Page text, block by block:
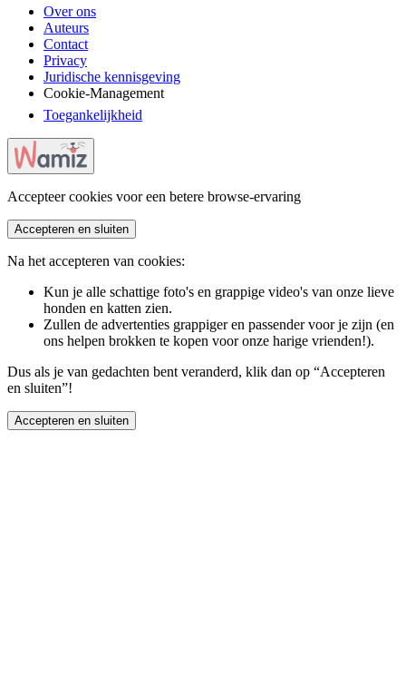
Over ons
Auteurs
Contact
Privacy
Juridische kennisgeving
Cookie-Management
Toegankelijkheid
Accepteer cookies voor een betere browse-ervaring
Accepteren en sluiten
Na het accepteren van cookies:
Kun je alle schattige foto's en grappige video's van onze lieve
honden en katten zien.
Zullen de advertenties grappiger en passender voor je zijn (en
ons helpen brokken te kopen voor onze harige vrienden!).
Dus als je van gedachten bent veranderd, klik dan op “Accepteren
en sluiten”!
Accepteren en sluiten